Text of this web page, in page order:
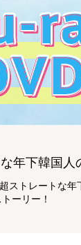
年下韓国
ストレートな年
ーリー！